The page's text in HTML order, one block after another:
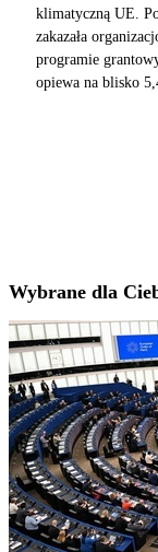
klimatyczną UE.
zakazała
programie
opiewa na blisko
Wybrane dla